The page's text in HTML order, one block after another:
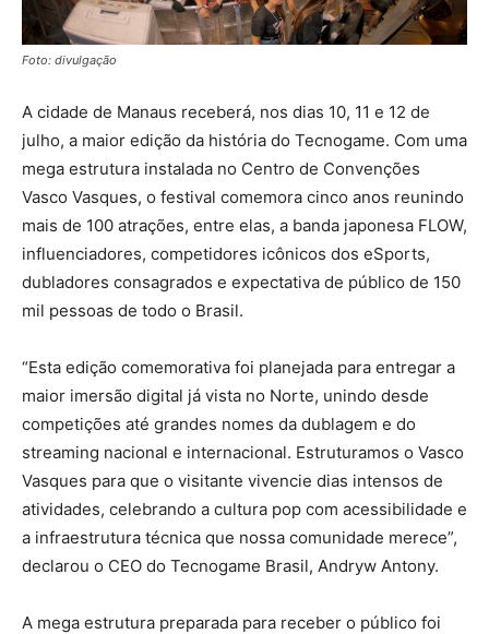
Foto: divulgação
A cidade de Manaus receberá, nos dias 10, 11 e 12 de
julho, a maior edição da história do Tecnogame. Com uma
mega estrutura instalada no Centro de Convenções
Vasco Vasques, o festival comemora cinco anos reunindo
mais de 100 atrações, entre elas, a banda japonesa FLOW,
influenciadores, competidores icônicos dos eSports,
dubladores consagrados e expectativa de público de 150
mil pessoas de todo o Brasil.
“Esta edição comemorativa foi planejada para entregar a
maior imersão digital já vista no Norte, unindo desde
competições até grandes nomes da dublagem e do
streaming nacional e internacional. Estruturamos o Vasco
Vasques para que o visitante vivencie dias intensos de
atividades, celebrando a cultura pop com acessibilidade e
a infraestrutura técnica que nossa comunidade merece”,
declarou o CEO do Tecnogame Brasil, Andryw Antony.
A mega estrutura preparada para receber o público foi